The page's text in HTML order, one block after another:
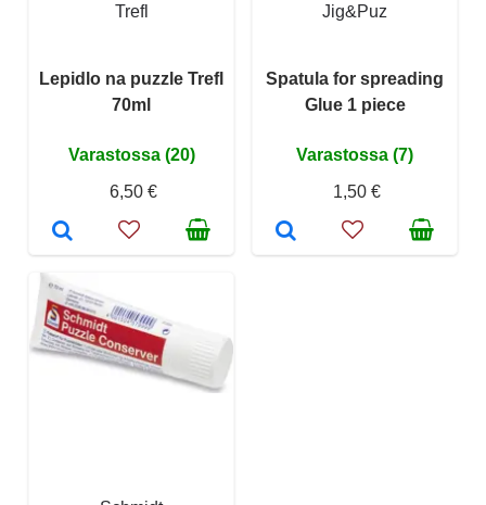
Trefl
Lepidlo na puzzle Trefl
70ml
Varastossa (20)
6,50 €
Jig&Puz
Spatula for spreading
Glue 1 piece
Varastossa (7)
1,50 €